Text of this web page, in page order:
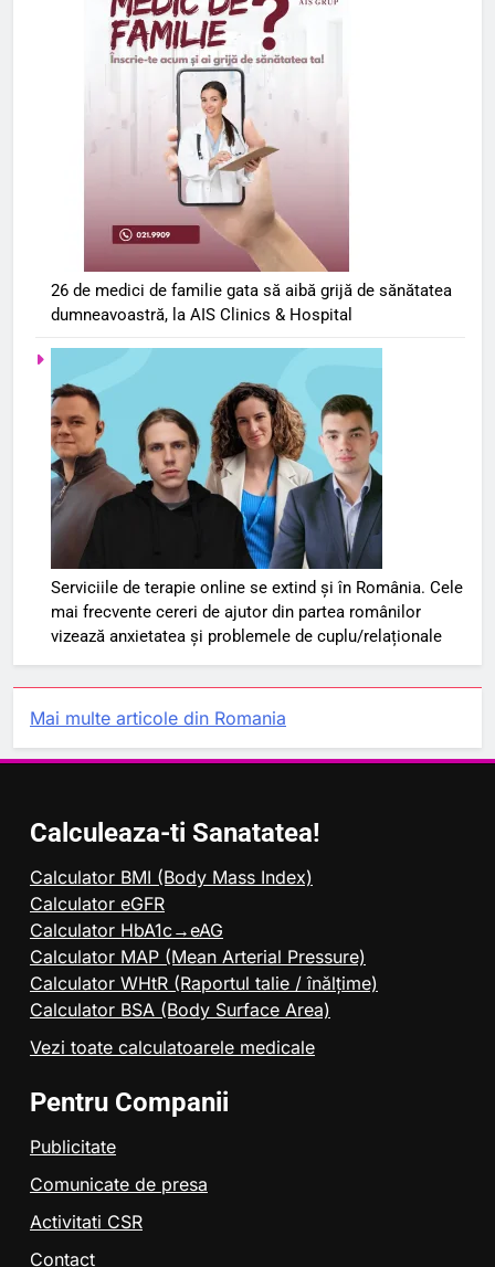
26 de medici de familie gata să aibă grijă de sănătatea
dumneavoastră, la AIS Clinics & Hospital
Serviciile de terapie online se extind și în România. Cele
mai frecvente cereri de ajutor din partea românilor
vizează anxietatea și problemele de cuplu/relaționale
Mai multe articole din Romania
Calculeaza-ti Sanatatea!
Calculator BMI (Body Mass Index)
Calculator eGFR
Calculator HbA1c→eAG
Calculator MAP (Mean Arterial Pressure)
Calculator WHtR (Raportul talie / înălțime)
Calculator BSA (Body Surface Area)
Vezi toate calculatoarele medicale
Pentru Companii
Publicitate
Comunicate de presa
Activitati CSR
Contact